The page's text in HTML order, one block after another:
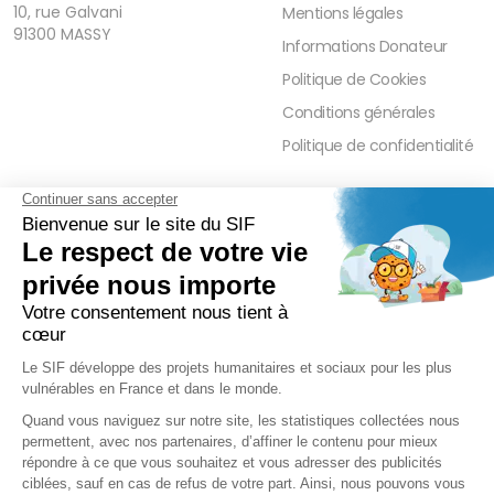
10, rue Galvani
91300 MASSY
Mentions légales
Informations Donateur
Politique de Cookies
Conditions générales
Politique de confidentialité
FAQ
Réduction Fiscale
Ramadan 2026
Zakât Al Maal
Intérêts Bancaires
Parrainage Individuel
Waqf
PRESSE ET PARTENAIRE
Contact Presse
Communiqués de Presse
Actualités Presse
Réseaux sociaux